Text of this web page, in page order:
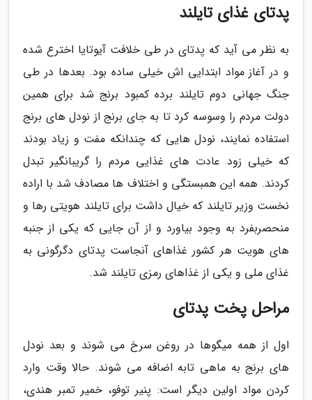
پدتای غذای تایلند
به نظر می آید که پدتای در طی خلافت آیوتایا اخترع شده
و در آغاز مواد ابتدایی اش خیلی ساده بود. بعدها در طی
جنگ جهانی دوم تایلند برده کمبود برنج شد برای همین
دولت مردم را وسوسه کرد تا به جای برنج از نودل های برنج
استفاده نمایند، نودل هایی که چندانکه مفت و زیاد بودند
که خیلی زود عادت های غذایی مردم را گریبانگیر تبدل
کردند. همه این همبستگی و اختلاف ها مصادف شد با اراده
نخست وزیر تایلند که خیال داشت برای تایلند هویتی رها و
منحصربفرد به وجود بیاورد و از آن جایی که یکی از جنبه
های هویت هر کشور غذاهای آنجاست پدتای دگرگونی به
غذای ملی و یکی از غذاهای رمزی تایلند شد.
مراحل پخت پدتای
اول از همه میگوها در روغن سرخ می شوند و بعد نودل
های برنج به ماهی تابه اضافه می شوند. حالا وقت وارد
کردن مواد اولین دیگر است: پنیر توفو، خمیر تمبر هندی،